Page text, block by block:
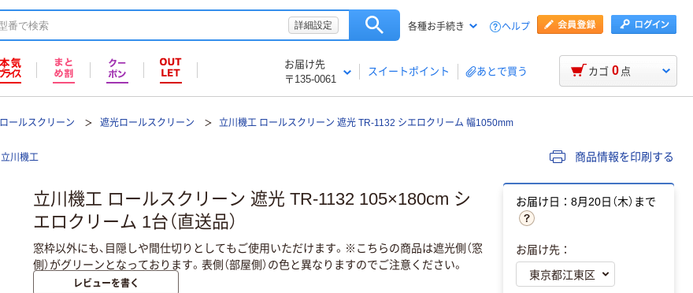
詳細設定 各種お手続き ヘルプ
お届け先
〒135-0061
スイートポイント あとで買う カゴ 0 点
ロールスクリーン 遮光ロールスクリーン 立川機工 ロールスクリーン 遮光 TR-1132 シエロクリーム 幅1050mm
立川機工 商品情報を印刷する
立川機工 ロールスクリーン 遮光 TR-1132 105×180cm シ
エロクリーム 1台（直送品）
窓枠以外にも、目隠しや間仕切りとしてもご使用いただけます。※こちらの商品は遮光側（窓
側）がグリーンとなっております。表側（部屋側）の色と異なりますのでご注意ください。
レビューを書く
お届け日：8月20日（木）まで
お届け先：